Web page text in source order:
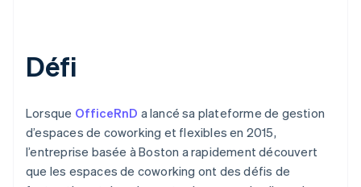
Défi
Lorsque OfficeRnD a lancé sa plateforme de gestion
d’espaces de coworking et flexibles en 2015,
l’entreprise basée à Boston a rapidement découvert
que les espaces de coworking ont des défis de